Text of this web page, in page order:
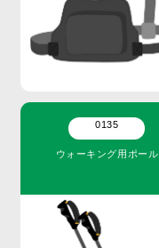
0135
ウォーキング用ポール